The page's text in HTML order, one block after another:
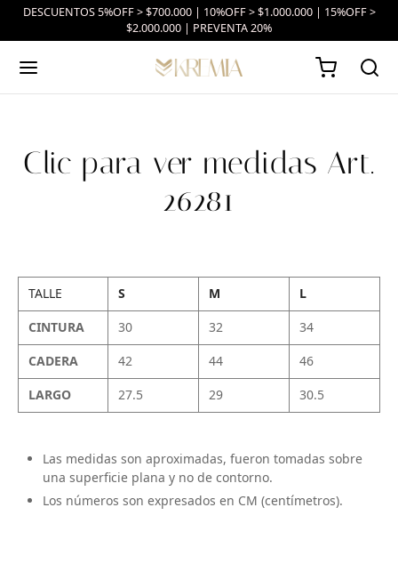
DESCUENTOS 5%OFF > $700.000 | 10%OFF > $1.000.000 | 15%OFF >
$2.000.000 | PREVENTA 20%
Clic para ver medidas Art.
26281
TALLE S M
L
CINTURA
30 32
34
CADERA
42 44
46
LARGO
27.5 29 30.5
Las medidas son aproximadas, fueron tomadas sobre
una superficie plana y no de contorno.
Los números son expresados en CM (centímetros).